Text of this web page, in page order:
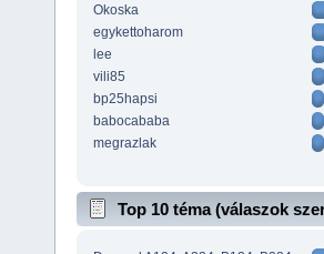
Okoska
egykettoharom
lee
vili85
bp25hapsi
babocababa
megrazlak
Top 10 téma (válaszok